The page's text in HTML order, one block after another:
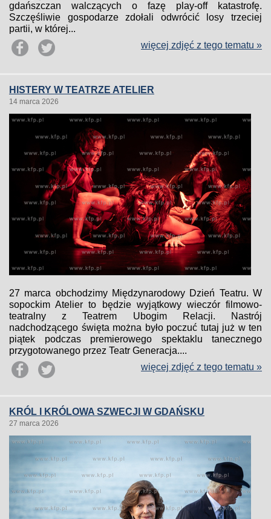
gdańszczan walczących o fazę play-off katastrofę.
Szczęśliwie gospodarze zdołali odwrócić losy trzeciej
partii, w której...
więcej zdjęć z tego tematu »
HISTERY W TEATRZE ATELIER
14 marca 2026
27 marca obchodzimy Międzynarodowy Dzień Teatru. W
sopockim Atelier to będzie wyjątkowy wieczór filmowo-
teatralny z Teatrem Ubogim Relacji. Nastrój
nadchodzącego święta można było poczuć tutaj już w ten
piątek podczas premierowego spektaklu tanecznego
przygotowanego przez Teatr Generacja....
więcej zdjęć z tego tematu »
KRÓL I KRÓLOWA SZWECJI W GDAŃSKU
27 marca 2026